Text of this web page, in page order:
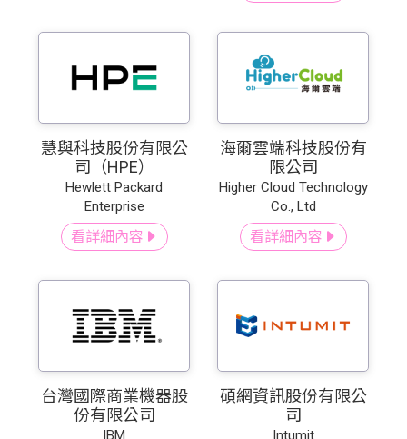
慧與科技股份有限公
司（HPE）
Hewlett Packard
Enterprise
看詳細內容
海爾雲端科技股份有
限公司
Higher Cloud Technology
Co., Ltd
看詳細內容
台灣國際商業機器股
份有限公司
IBM
碩網資訊股份有限公
司
Intumit